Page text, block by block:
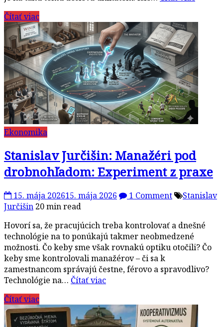
Čítať viac
Ekonomika
Stanislav Jurčišin: Manažéri pod
drobnohľadom: Experiment z praxe
15. mája 202615. mája 2026 1 Comment
Stanislav
Jurčišin 20 min read
Hovorí sa, že pracujúcich treba kontrolovať a dnešné
technológie na to ponúkajú takmer neobmedzené
možnosti. Čo keby sme však rovnakú optiku otočili? Čo
keby sme kontrolovali manažérov – či sa k
zamestnancom správajú čestne, férovo a spravodlivo?
Technológie na… Čítať viac
Čítať viac